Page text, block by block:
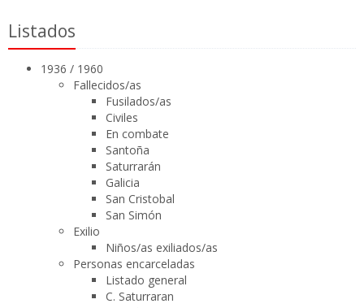
Listados
1936 / 1960
Fallecidos/as
Fusilados/as
Civiles
En combate
Santoña
Saturrarán
Galicia
San Cristobal
San Simón
Exilio
Niños/as exiliados/as
Personas encarceladas
Listado general
C. Saturraran